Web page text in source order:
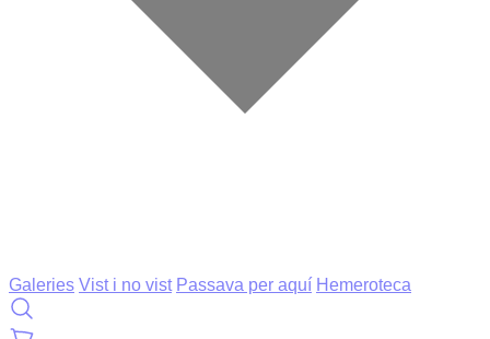
Galeries Vist i no vist Passava per aquí Hemeroteca